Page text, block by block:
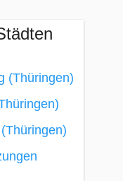
(Thüringen)